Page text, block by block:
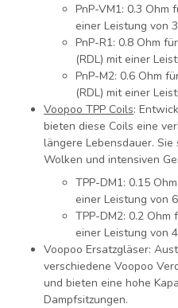
PnP-VM1: 0.3 Ohm
einer Leistung von
PnP-R1: 0.8 Ohm
(RDL) mit einer
PnP-M2: 0.6 Ohm
(RDL) mit einer
Voopoo TPP Coils:
bieten diese Coils eine
längere Lebensdauer.
Wolken und intensiven
TPP-DM1: 0.15
einer Leistung von
TPP-DM2: 0.2 Ohm
einer Leistung von
Voopoo Ersatzgläser:
verschiedene Voopoo
und bieten eine hohe
Dampfsitzungen.